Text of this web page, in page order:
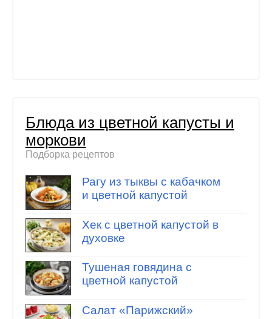
Блюда из цветной капусты и
моркови
Подборка рецептов
Рагу из тыквы с кабачком
и цветной капустой
Хек с цветной капустой в
духовке
Тушеная говядина с
цветной капустой
Салат «Парижский»